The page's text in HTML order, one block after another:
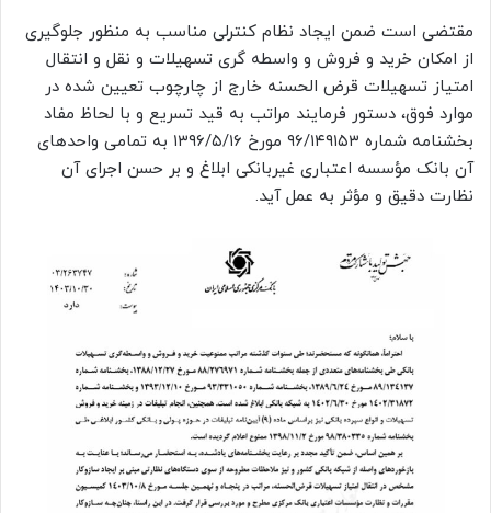
مقتضی است ضمن ایجاد نظام کنترلی مناسب به منظور جلوگیری
از امکان خرید و فروش و واسطه گری تسهیلات و نقل و انتقال
امتیاز تسهیلات قرض الحسنه خارج از چارچوب تعیین شده در
موارد فوق، دستور فرمایند مراتب به قید تسریع و با لحاظ مفاد
بخشنامه شماره ۹۶/۱۴۹۱۵۳ مورخ ۱۳۹۶/۵/۱۶ به تمامی واحدهای
آن بانک مؤسسه اعتباری غیربانکی ابلاغ و بر حسن اجرای آن
نظارت دقیق و مؤثر به عمل آید.